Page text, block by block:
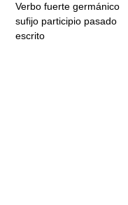
Verbo fuerte germánico
sufijo participio pasado
escrito